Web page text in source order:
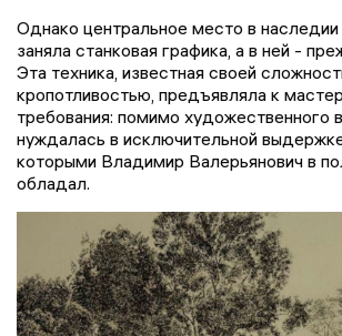
Однако центральное место в наследии
заняла станковая графика, а в ней -
Эта техника, известная своей
кропотливостью, предъявляла к
требования: помимо художественного
нуждалась в исключительной
которыми Владимир Валерьянович в
обладал.